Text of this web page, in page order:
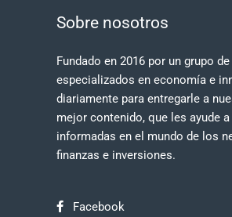
Sobre nosotros
Fundado en 2016 por un grupo
especializados en economía e
diariamente para entregarle a
mejor contenido, que les ayude
informadas en el mundo de los
finanzas e inversiones.
Facebook